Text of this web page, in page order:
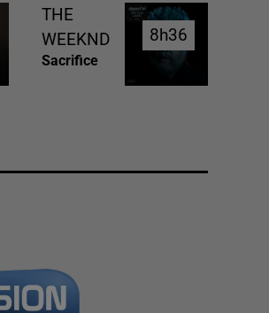
THE
WEEKND
Sacrifice
8h36
8h36